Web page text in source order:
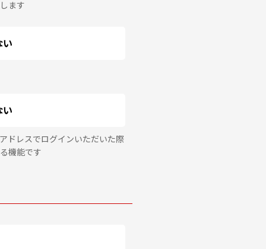
ます
い
い
ドレスでログインいただいた際
機能です